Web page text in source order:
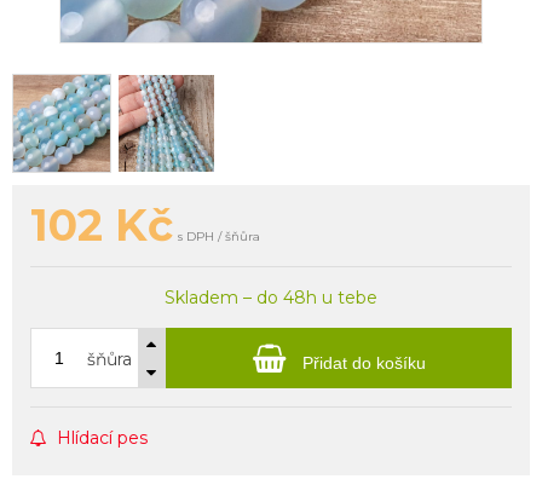
102 Kč s DPH / šňůra
Skladem – do 48h u tebe
šňůra Přidat do košíku
Hlídací pes